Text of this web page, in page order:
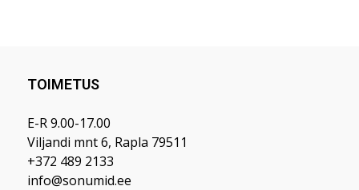
TOIMETUS
E-R 9.00-17.00
Viljandi mnt 6, Rapla 79511
+372 489 2133
info@sonumid.ee